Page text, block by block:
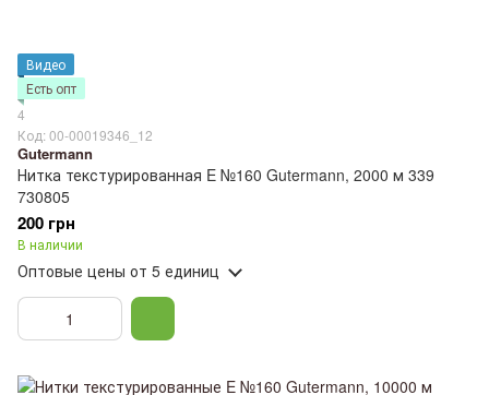
Видео
Есть опт
4
Код: 00-00019346_12
Gutermann
Нитка текстурированная E №160 Gutermann, 2000 м 339
730805
200 грн
В наличии
Оптовые цены от 5 единиц